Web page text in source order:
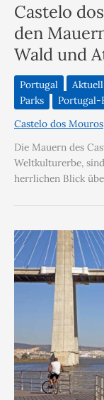
Castelo
den
Wald und
Portugal Aktuell
Parks
Portugal-
Castelo dos Mouros
Die Mauern des
Weltkulturerbe,
herrlichen Blick